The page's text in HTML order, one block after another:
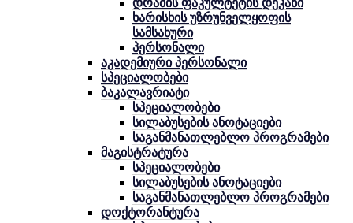
დრამის ფაკულტეტის დეკანი
ხარისხის უზრუნველყოფის
სამსახური
პერსონალი
აკადემიური პერსონალი
სპეციალობები
ბაკალავრიატი
სპეციალობები
სილაბუსების ანოტაციები
საგანმანათლებლო პროგრამები
მაგისტრატურა
სპეციალობები
სილაბუსების ანოტაციები
საგანმანათლებლო პროგრამები
დოქტორანტურა